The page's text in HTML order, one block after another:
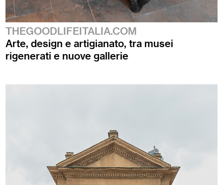
THEGOODLIFEITALIA.COM
Arte, design e artigianato, tra musei
rigenerati e nuove gallerie